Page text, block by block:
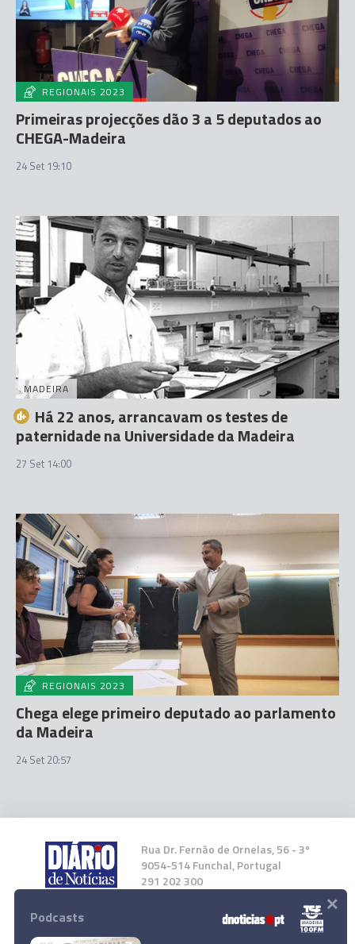
REGIONAIS 2023
Primeiras projecções dão 3 a 5 deputados ao
CHEGA-Madeira
24 Set 19:10
MADEIRA
Há 22 anos, arrancavam os testes de
paternidade na Universidade da Madeira
27 Set 14:00
REGIONAIS 2023
Chega elege primeiro deputado ao parlamento
da Madeira
24 Set 20:57
Rua Dr. Fernão de Ornelas, 56 - 3º
9054-514 Funchal, Portugal
291 202 300
Instale a nossa App
Podcasts ×